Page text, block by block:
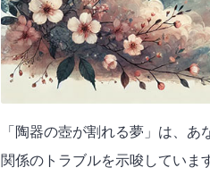
「陶器の壺が割れる夢」は、
関係のトラブルを示唆していま